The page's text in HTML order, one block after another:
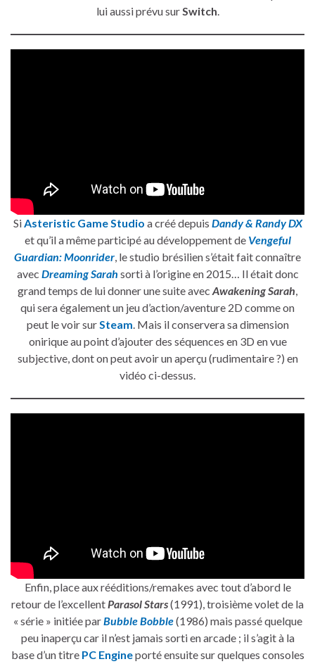
lui aussi prévu sur Switch
SiAsteristic Game Studio a créé depuis Dandy & Randy DX
et qu’il a même participé au développement de Vengeful
Guardian: Moonrider, le studio brésilien s’était fait connaître
avec Dreaming Sarah sorti à l’origine en 2015… Il était donc
grand temps de lui donner une suite avec Awakening Sarah,
qui sera également un jeu d’action/aventure 2D comme on
peut le voir surSteam. Mais il conservera sa dimension
onirique au point d’ajouter des séquences en 3D en vue
subjective, dont on peut avoir un aperçu (rudimentaire ?) en
vidéo ci-dessus.
Enfin, place aux rééditions/remakes avec tout d’abord le
retour de l’excellentParasol Stars(1991), troisième volet de la
« série » initiée parBubble Bobble(1986) mais passé quelque
peu inaperçu car il n’est jamais sorti en arcade ; il s’agit à la
base d’un titre PC Engineporté ensuite sur quelques consoles